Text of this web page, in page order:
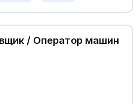
/ Оператор машин